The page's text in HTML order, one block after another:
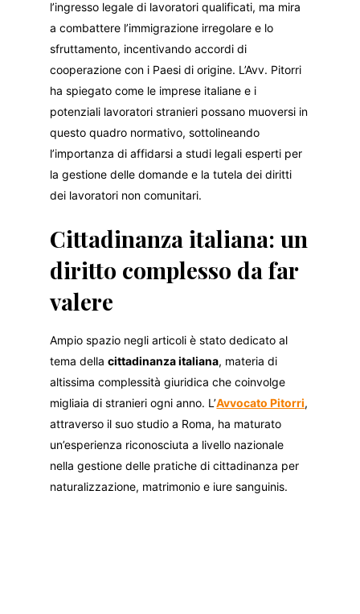
l’ingresso legale di lavoratori qualificati, ma mira
a combattere l’immigrazione irregolare e lo
sfruttamento, incentivando accordi di
cooperazione con i Paesi di origine. L’Avv. Pitorri
ha spiegato come le imprese italiane e i
potenziali lavoratori stranieri possano muoversi in
questo quadro normativo, sottolineando
l’importanza di affidarsi a studi legali esperti per
la gestione delle domande e la tutela dei diritti
dei lavoratori non comunitari.
Cittadinanza italiana: un
diritto complesso da far
valere
Ampio spazio negli articoli è stato dedicato al
tema dellacittadinanza italiana, materia di
altissima complessità giuridica che coinvolge
migliaia di stranieri ogni anno. L’Avvocato Pitorri,
attraverso il suo studio a Roma, ha maturato
un’esperienza riconosciuta a livello nazionale
nella gestione delle pratiche di cittadinanza per
naturalizzazione, matrimonio e iure sanguinis.